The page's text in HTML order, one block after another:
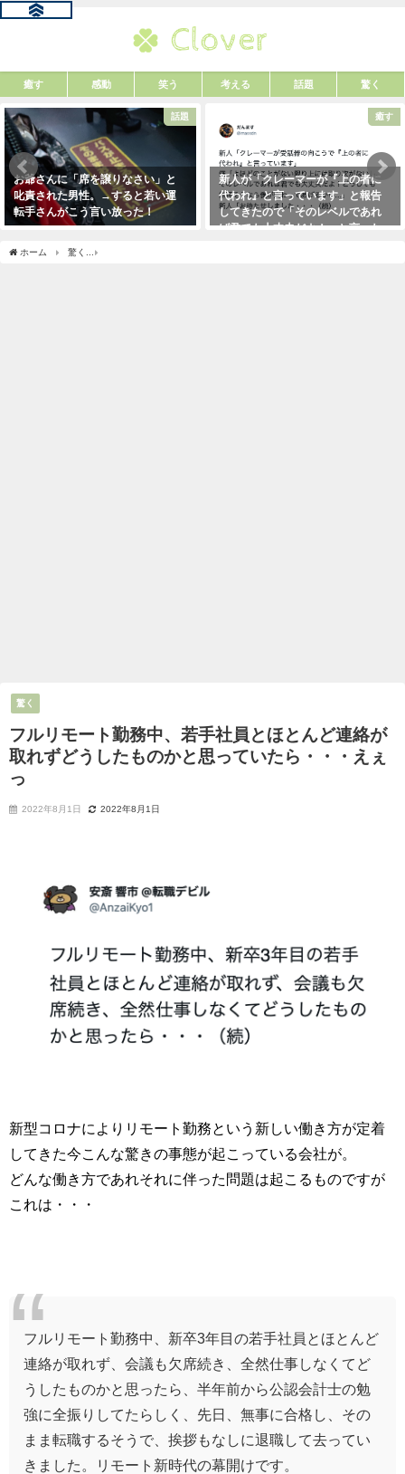
癒す 感動 笑う 考える 話題 驚く
話題
お爺さんに「席を譲りなさい」と
叱責された男性。→すると若い運
転手さんがこう言い放った！
癒す
新人が「クレーマーが『上の者に
代われ』と言っています」と報告
してきたので「そのレベルであれ
ば君でも大丈夫だよ！」と言った
ホーム 驚く
驚く
フルリモート勤務中、若手社員とほとんど連絡が
取れずどうしたものかと思っていたら・・・えぇ
っ
2022年8月1日 2022年8月1日
新型コロナによりリモート勤務という新しい働き方が定着
してきた今こんな驚きの事態が起こっている会社が。
どんな働き方であれそれに伴った問題は起こるものですが
これは・・・
フルリモート勤務中、新卒3年目の若手社員とほとんど
連絡が取れず、会議も欠席続き、全然仕事しなくてど
うしたものかと思ったら、半年前から公認会計士の勉
強に全振りしてたらしく、先日、無事に合格し、その
まま転職するそうで、挨拶もなしに退職して去ってい
きました。リモート新時代の幕開けです。